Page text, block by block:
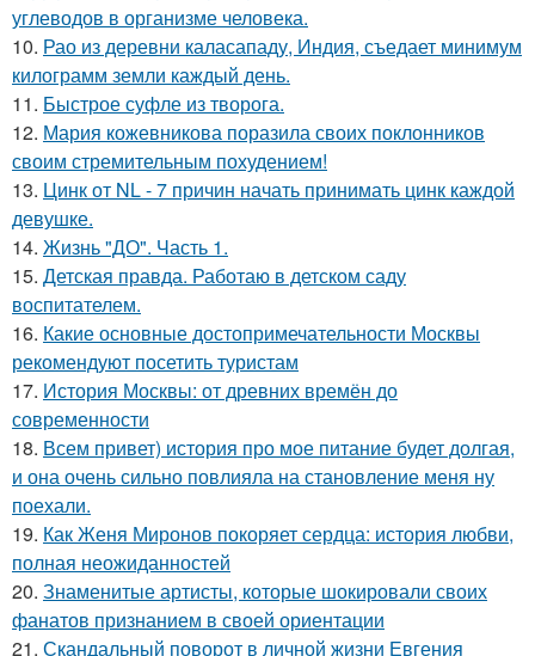
углеводов в организме человека.
10. Рао из деревни каласападу, Индия, съедает минимум
килограмм земли каждый день.
11. Быстрое суфле из творога.
12. Мария кожевникова поразила своих поклонников
своим стремительным похудением!
13. Цинк от NL - 7 причин начать принимать цинк каждой
девушке.
14. Жизнь "ДО". Часть 1.
15. Детская правда. Работаю в детском саду
воспитателем.
16. Какие основные достопримечательности Москвы
рекомендуют посетить туристам
17. История Москвы: от древних времён до
современности
18. Всем привет) история про мое питание будет долгая,
и она очень сильно повлияла на становление меня ну
поехали.
19. Как Женя Миронов покоряет сердца: история любви,
полная неожиданностей
20. Знаменитые артисты, которые шокировали своих
фанатов признанием в своей ориентации
21. Скандальный поворот в личной жизни Евгения